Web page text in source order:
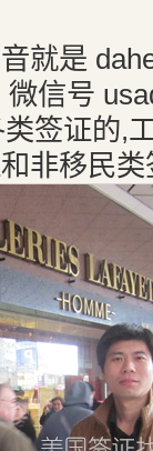
就是
信号
签证的,
非移民